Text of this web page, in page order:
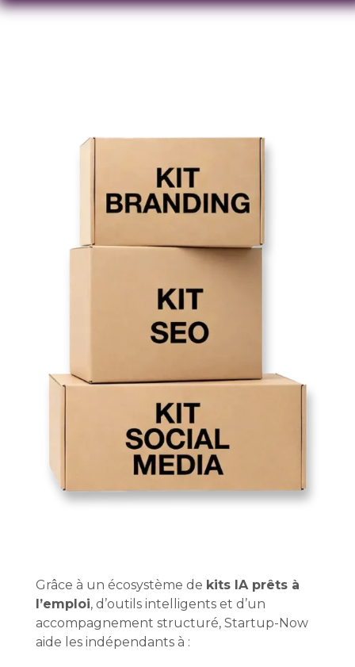
Grâce à un écosystème de kits IA prêts à
l’emploi, d’outils intelligents et d’un
accompagnement structuré, Startup-Now
aide les indépendants à :